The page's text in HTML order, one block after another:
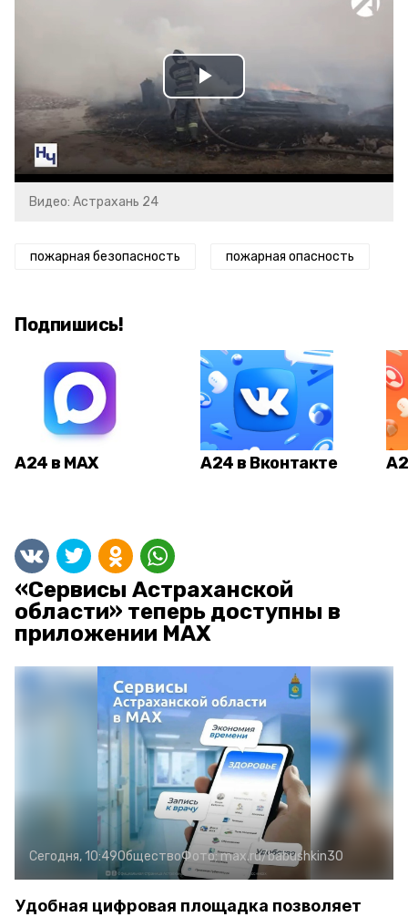
Play
Video
Видео: Астрахань 24
пожарная безопасность пожарная опасность
Подпишись!
А24 в MAX А24 в Вконтакте
«Сервисы Астраханской
области» теперь доступны в
приложении MAX
Сегодня, 10:49ОбществоФото:max.ru/babushkin30
Удобная цифровая площадка позволяет